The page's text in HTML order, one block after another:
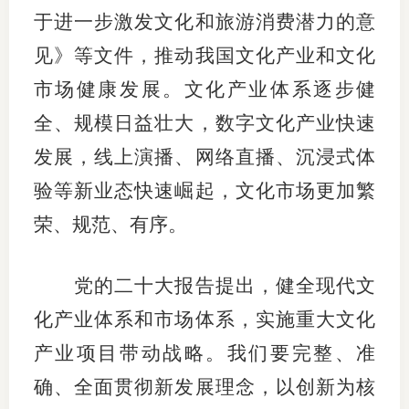
于进一步激发文化和旅游消费潜力的意
见》等文件，推动我国文化产业和文化
市场健康发展。文化产业体系逐步健
全、规模日益壮大，数字文化产业快速
发展，线上演播、网络直播、沉浸式体
验等新业态快速崛起，文化市场更加繁
荣、规范、有序。
党的二十大报告提出，健全现代文
化产业体系和市场体系，实施重大文化
产业项目带动战略。我们要完整、准
确、全面贯彻新发展理念，以创新为核